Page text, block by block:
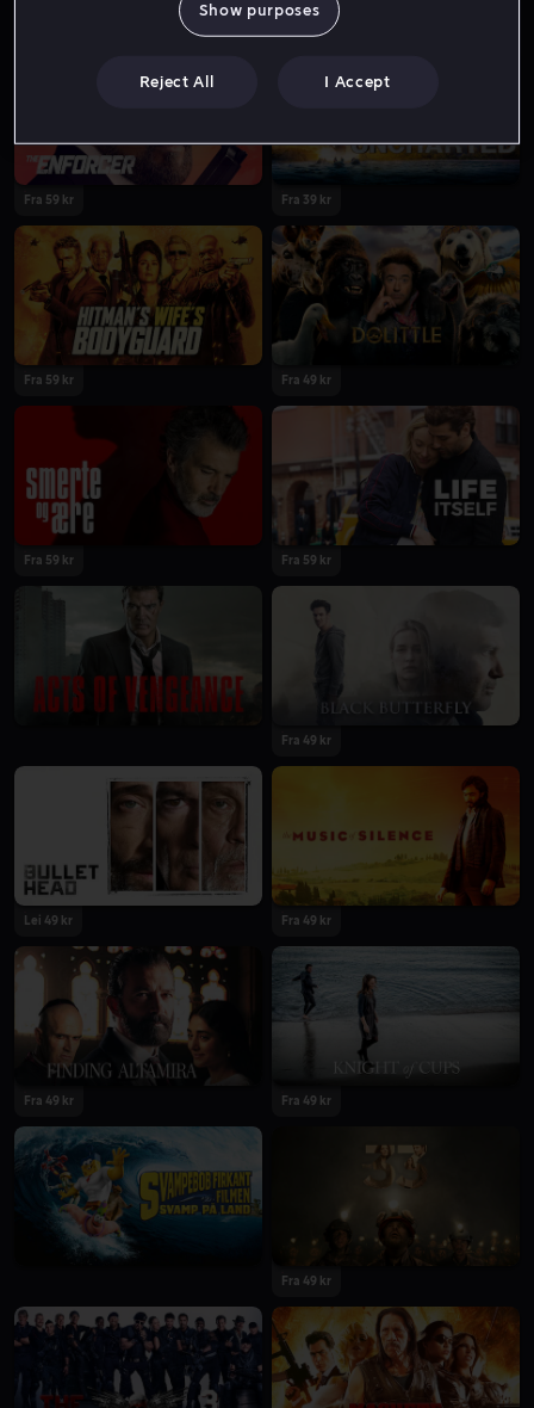
Fra 59 kr Fra 39 kr
Fra 59 kr Fra 49 kr
Fra 59 kr Fra 59 kr
Fra 49 kr
Lei 49 kr Fra 49 kr
Fra 49 kr Fra 49 kr
Fra 49 kr
Show purposes
Reject All I Accept